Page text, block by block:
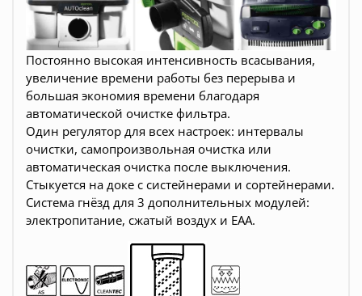
Постоянно высокая интенсивность всасывания,
увеличение времени работы без перерыва и
большая экономия времени благодаря
автоматической очистке фильтра.
Один регулятор для всех настроек: интервалы
очистки, самопроизвольная очистка или
автоматическая очистка после выключения.
Стыкуется на доке с систейнерами и сортейнерами.
Система гнёзд для 3 дополнительных модулей:
электропитание, сжатый воздух и EAA.